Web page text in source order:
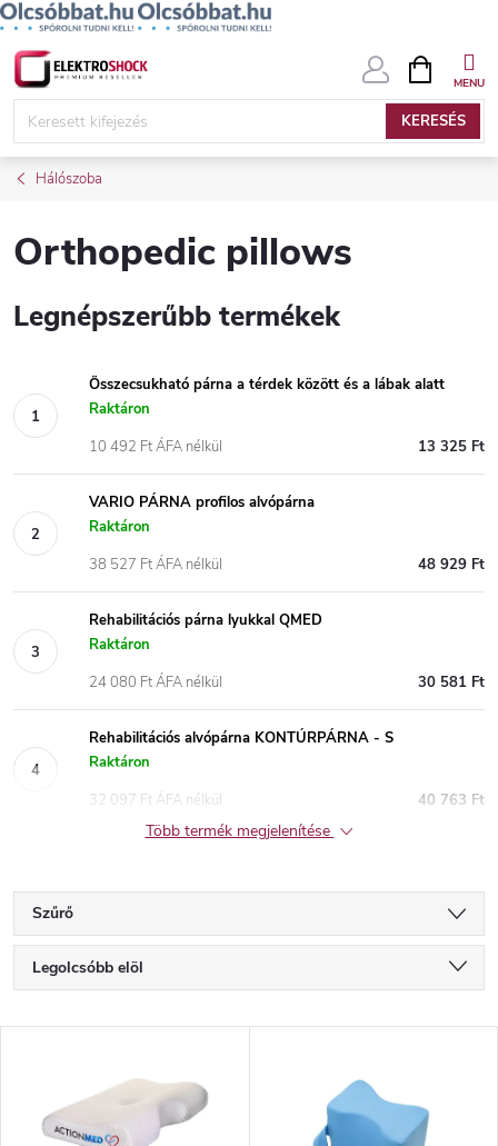
Ugrás
KERESÉS
KOSÁR
Hálószoba
Orthopedic pillows
Legnépszerűbb termékek
Összecsukható párna a térdek között és a lábak alatt
Raktáron
13 325 Ft
10 492 Ft ÁFA nélkül
VARIO PÁRNA profilos alvópárna
Raktáron
48 929 Ft
38 527 Ft ÁFA nélkül
Rehabilitációs párna lyukkal QMED
Raktáron
30 581 Ft
24 080 Ft ÁFA nélkül
Rehabilitációs alvópárna KONTÚRPÁRNA - S
Raktáron
40 763 Ft
32 097 Ft ÁFA nélkül
Több termék megjelenítése
Szűrő
T
e
Legolcsóbb elöl
ABC szerint